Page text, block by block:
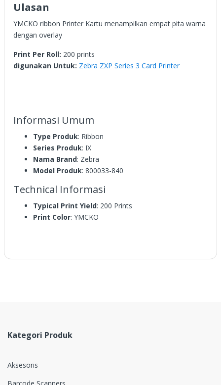
Ulasan
YMCKO ribbon Printer Kartu menampilkan empat pita warna
dengan overlay
Print Per Roll: 200 prints
digunakan Untuk: Zebra ZXP Series 3 Card Printer
Informasi Umum
Type Produk: Ribbon
Series Produk: IX
Nama Brand: Zebra
Model Produk: 800033-840
Technical Informasi
Typical Print Yield: 200 Prints
Print Color: YMCKO
Kategori Produk
Aksesoris